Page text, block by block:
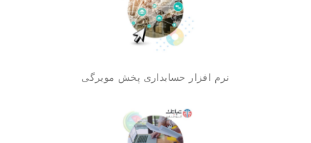
نرم افزار حسابداری پخش مویرگی